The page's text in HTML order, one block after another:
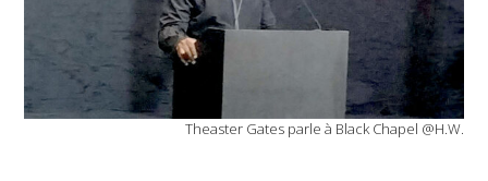
Theaster Gates parle à Black Chapel @H.W.